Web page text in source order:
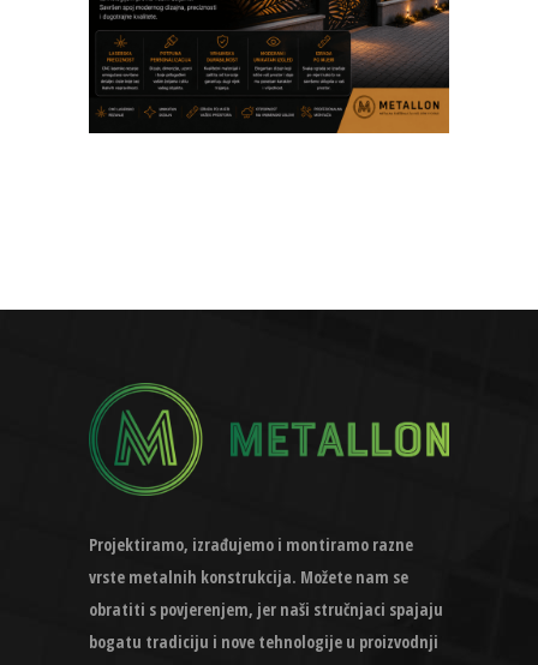
Projektiramo, izrađujemo i montiramo razne
vrste metalnih konstrukcija. Možete nam se
obratiti s povjerenjem, jer naši stručnjaci spajaju
bogatu tradiciju i nove tehnologije u proizvodnji